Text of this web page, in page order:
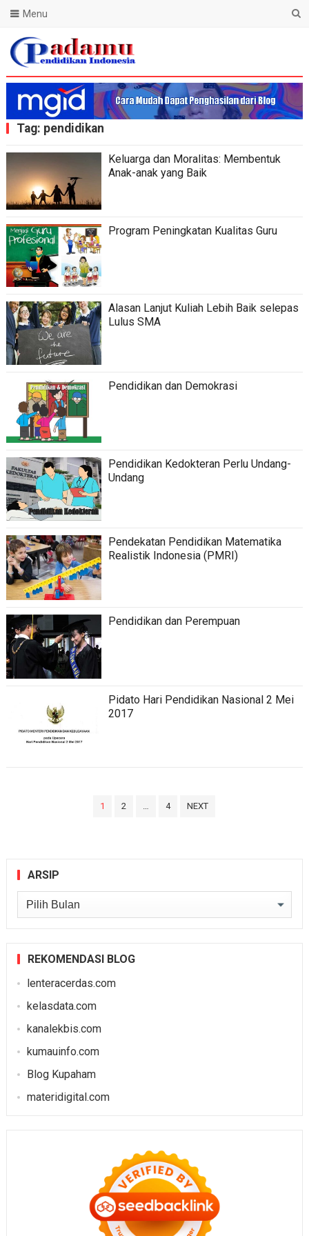
Blog Padamu
Menu
Tag: pendidikan
Keluarga dan Moralitas: Membentuk
Anak-anak yang Baik
Program Peningkatan Kualitas Guru
Alasan Lanjut Kuliah Lebih Baik selepas
Lulus SMA
Pendidikan dan Demokrasi
Pendidikan Kedokteran Perlu Undang-
Undang
Pendekatan Pendidikan Matematika
Realistik Indonesia (PMRI)
Pendidikan dan Perempuan
Pidato Hari Pendidikan Nasional 2 Mei
2017
1 2 … 4 NEXT
ARSIP
Arsip
REKOMENDASI BLOG
lenteracerdas.com
kelasdata.com
kanalekbis.com
kumauinfo.com
Blog Kupaham
materidigital.com